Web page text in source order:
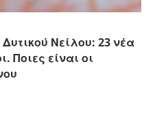
Νείλου: 23 νέα
Ποιες είναι οι